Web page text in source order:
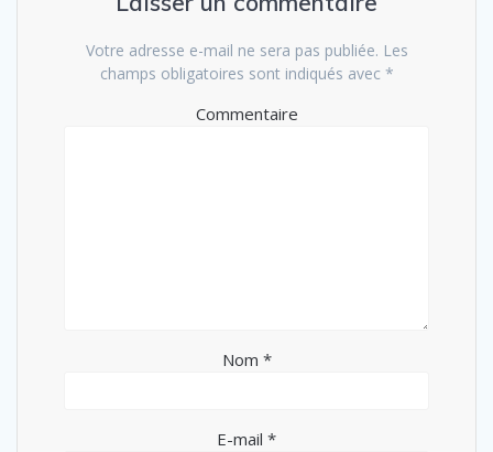
Votre adresse e-mail ne sera pas publiée. Les
champs obligatoires sont indiqués avec *
Commentaire
Nom *
E-mail *